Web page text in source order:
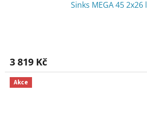
Sinks MEGA 45 2x26 l
3 819 Kč
Akce